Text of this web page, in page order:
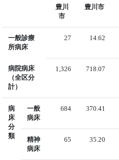
豊川
市
豊川市
一般診療
所病床
27 14.62
病院病床
（全区分
計）
1,326 718.07
病
床
分
類
一般
病床
684 370.41
精神
病床
65 35.20